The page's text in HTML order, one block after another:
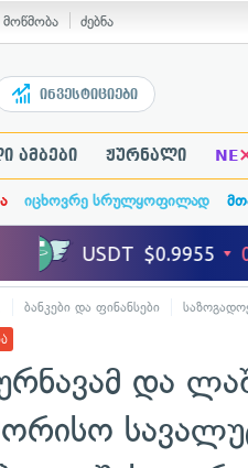
ძებნა
ინვესტიციები
ამბები ჟურნალი NE
იცხოვრე სრულყოფილად
ბანკები და ფინანსები
და